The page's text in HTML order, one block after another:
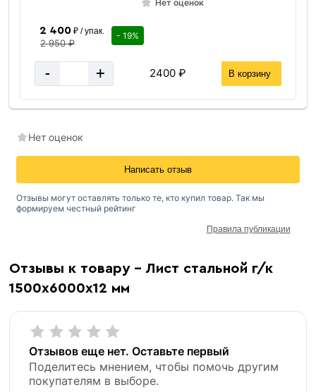
Нет оценок
2 400₽ / упак.
2 950 ₽
- 19%
- + 2400 ₽ В корзину
Отзывы к товару - Лист стальной г/к
1500х6000х12 мм
Отзывов еще нет. Оставьте первый
Поделитесь мнением, чтобы помочь другим
покупателям в выборе.
Нет оценок
Написать отзыв
Отзывы могут оставлять только те, кто купил товар. Так мы
формируем честный рейтинг
Правила публикации